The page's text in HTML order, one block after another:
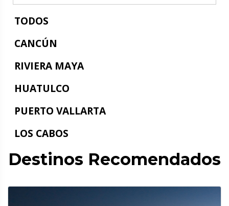
TODOS
CANCÚN
RIVIERA MAYA
HUATULCO
PUERTO VALLARTA
LOS CABOS
Destinos Recomendados